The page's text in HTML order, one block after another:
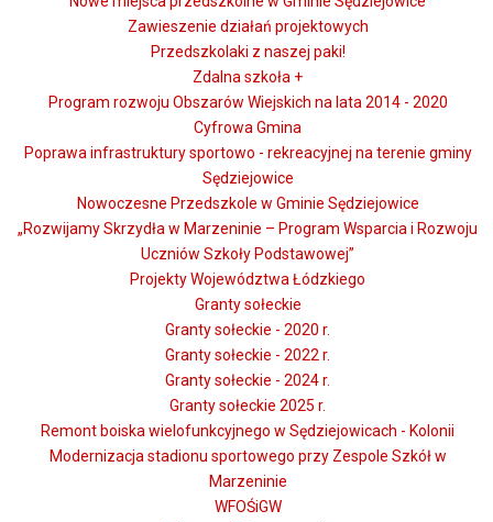
Zawieszenie działań projektowych
Przedszkolaki z naszej paki!
Zdalna szkoła +
Program rozwoju Obszarów Wiejskich na lata 2014 - 2020
Cyfrowa Gmina
Poprawa infrastruktury sportowo - rekreacyjnej na terenie gminy
Sędziejowice
Nowoczesne Przedszkole w Gminie Sędziejowice
„Rozwijamy Skrzydła w Marzeninie – Program Wsparcia i Rozwoju
Uczniów Szkoły Podstawowej”
Projekty Województwa Łódzkiego
Granty sołeckie
Granty sołeckie - 2020 r.
Granty sołeckie - 2022 r.
Granty sołeckie - 2024 r.
Granty sołeckie 2025 r.
Remont boiska wielofunkcyjnego w Sędziejowicach - Kolonii
Modernizacja stadionu sportowego przy Zespole Szkół w
Marzeninie
WFOŚiGW